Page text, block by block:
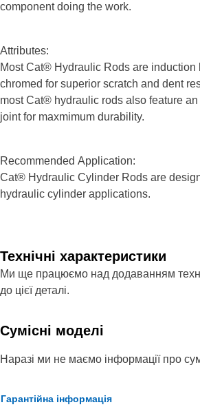
component doing the work.
Attributes:
Most Cat® Hydraulic Rods are induction
chromed for superior scratch and dent
most Cat® hydraulic rods also feature
joint for maxmimum durability.
Recommended Application:
Cat® Hydraulic Cylinder Rods are
hydraulic cylinder applications.
Технічні характеристики
Ми ще працюємо над додаванням
до цієї деталі.
Сумісні моделі
Наразі ми не маємо інформації про
Гарантійна інформація